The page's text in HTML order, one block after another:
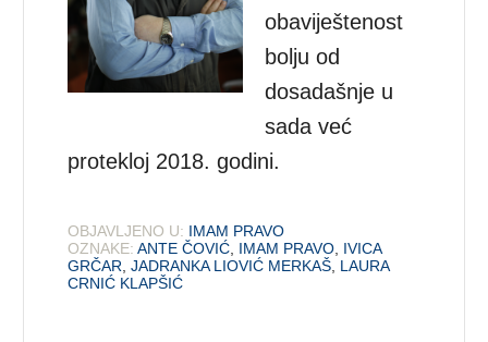
obaviještenost
bolju od
dosadašnje u
sada već
protekloj 2018. godini.
OBJAVLJENO U: IMAM PRAVO
OZNAKE: ANTE ČOVIĆ IMAM PRAVO IVICA
GRČAR ,JADRANKA LIOVIĆ MERKAŠ LAURA
CRNIĆ KLAPŠIĆ